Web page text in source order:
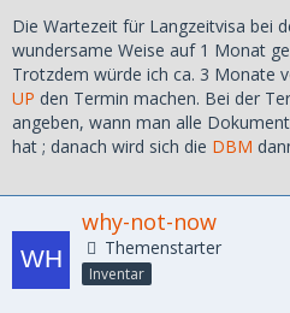
Die Wartezeit für Langzeitvisa bei
wundersame Weise auf 1 Monat
Trotzdem würde ich ca. 3 Monate
UP den Termin machen. Bei der
angeben, wann man alle
hat ; danach wird sich die DBM
why-not-now
Themenstarter
Inventar